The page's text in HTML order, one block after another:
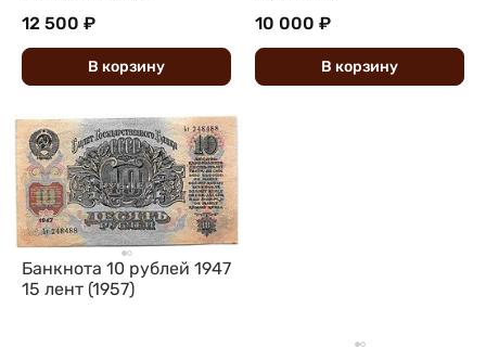
12 500 ₽
В корзину
10 000 ₽
В корзину
Банкнота 10 рублей 1947
15 лент (1957)